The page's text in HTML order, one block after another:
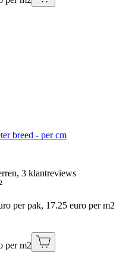
breed - per cm
3 klantreviews
per pak, 17.25 euro per m2
per m2